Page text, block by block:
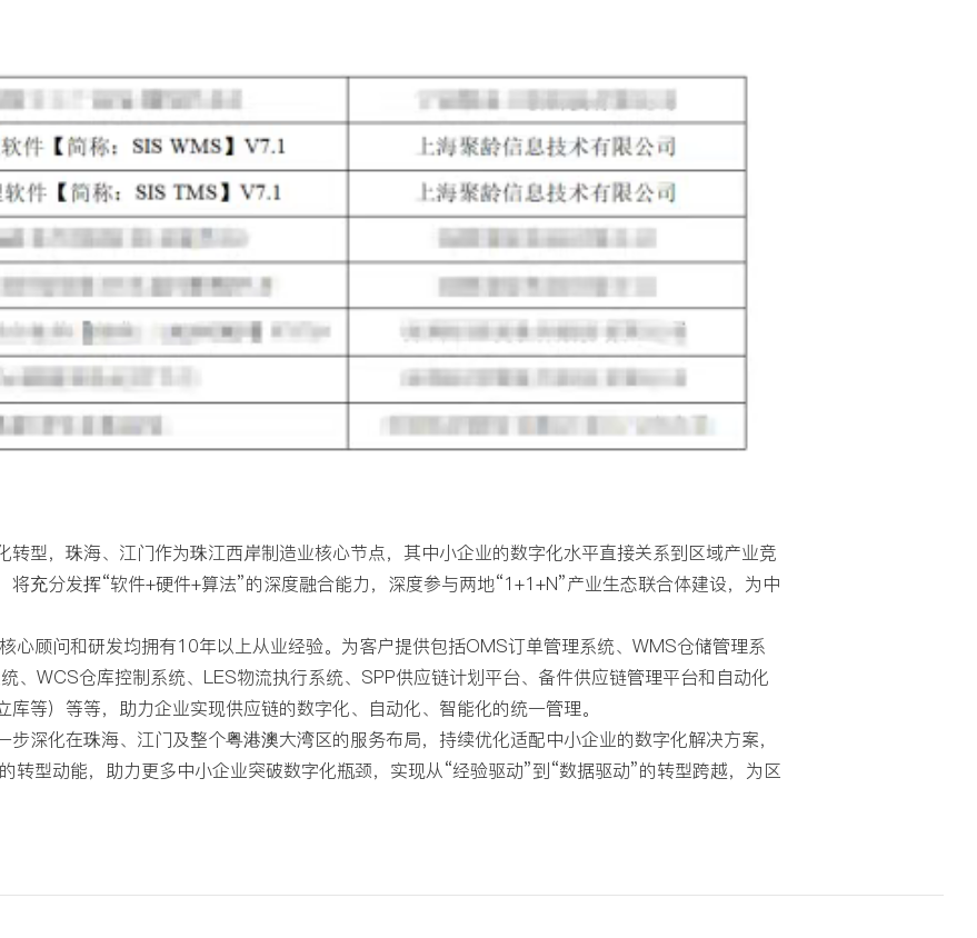
转型，珠海、江门作为珠江西岸制造业核心节点，其中小企业的数字化水平直接关系到区域产业竞
充分发挥“软件+硬件+算法”的深度融合能力，深度参与两地“1+1+N”产业生态联合体建设，为中
心顾问和研发均拥有10年以上从业经验。为客户提供包括OMS订单管理系统、WMS仓储管理系
、WCS仓库控制系统、LES物流执行系统、SPP供应链计划平台、备件供应链管理平台和自动化
等）等等，助力企业实现供应链的数字化、自动化、智能化的统一管理。
深化在珠海、江门及整个粤港澳大湾区的服务布局，持续优化适配中小企业的数字化解决方案，
转型动能，助力更多中小企业突破数字化瓶颈，实现从“经验驱动”到“数据驱动”的转型跨越，为区